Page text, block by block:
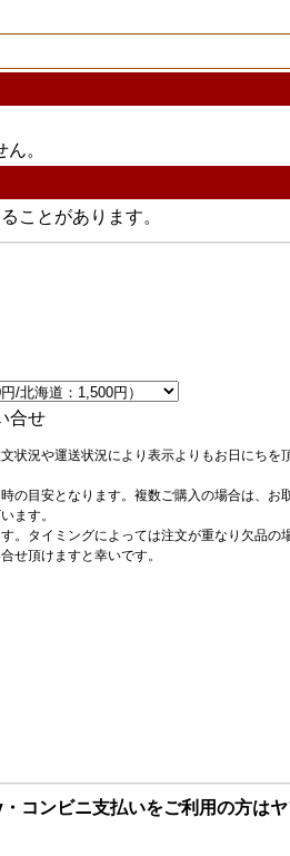
。
ことがあります。
合せ
状況や運送状況により表示よりもお日にちを
の目安となります。複数ご購入の場合は、お
ます。
。タイミングによっては注文が重なり欠品の
せ頂けますと幸いです。
コンビニ支払いをご利用の方は